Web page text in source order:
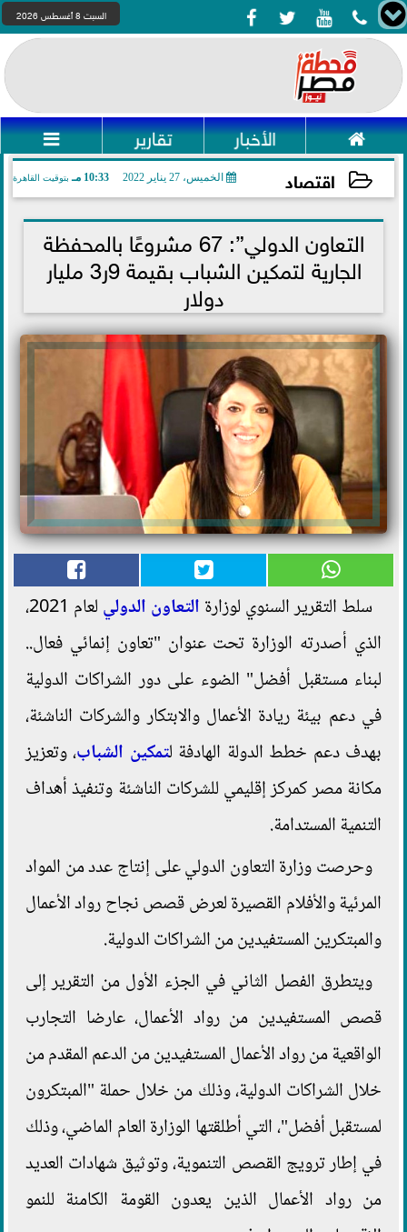
    السبت 8 أغسطس 2026
 الأخبار تقارير 
اقتصاد الخميس، 27 يناير 2022 10:33 مـ بتوقيت القاهرة
2022-01-27 22:33:22 التعاون الدولي”: 67 مشروعًا بالمحفظة
الجارية لتمكين الشباب بقيمة 9ر3 مليار
دولار
سلط التقرير السنوي لوزارة التعاون الدولي
لعام 2021،
الذي أصدرته الوزارة تحت عنوان "تعاون إنمائي فعال..
لبناء مستقبل أفضل" الضوء على دور الشراكات الدولية
في دعم بيئة ريادة الأعمال والابتكار والشركات الناشئة،
بهدف دعم خطط الدولة الهادفة لتمكين الشباب، وتعزيز
مكانة مصر كمركز إقليمي للشركات الناشئة وتنفيذ أهداف
التنمية المستدامة.
وحرصت وزارة التعاون الدولي على إنتاج عدد من المواد
المرئية والأفلام القصيرة لعرض قصص نجاح رواد الأعمال
والمبتكرين المستفيدين من الشراكات الدولية.
ويتطرق الفصل الثاني في الجزء الأول من التقرير إلى
قصص المستفيدين من رواد الأعمال، عارضا التجارب
الواقعية من رواد الأعمال المستفيدين من الدعم المقدم من
خلال الشراكات الدولية، وذلك من خلال حملة "المبتكرون
لمستقبل أفضل"، التي أطلقتها الوزارة العام الماضي، وذلك
في إطار ترويج القصص التنموية، وتوثيق شهادات العديد
من رواد الأعمال الذين يعدون القومة الكامنة للنمو